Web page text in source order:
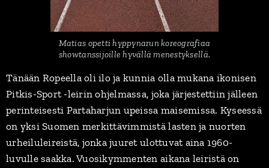
Matias opetti hyppynarun koreografiaa
showtanssijoille hyvällä menestyksellä.
Tänään Ropeella oli ilo ja kunnia olla mukana ikonisen
Pitkis-Sport -leirin ohjelmassa, joka järjestettiin jälleen
perinteisesti Partaharjun upeissa maisemissa. Kyseessä
on yksi Suomen merkittävimmistä lasten ja nuorten
urheiluleireistä, jonka juuret ulottuvat aina 1960-
luvulle saakka. Vuosikymmenten aikana leiristä on